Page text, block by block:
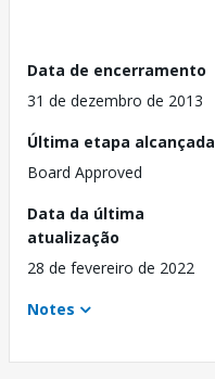
Data de encerramento
31 de dezembro de 2013
Última etapa alcançada
Board Approved
Data da última
atualização
28 de fevereiro de 2022
Notes